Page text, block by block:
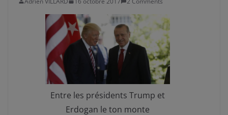
Entre les présidents Trump et
Erdogan le ton monte